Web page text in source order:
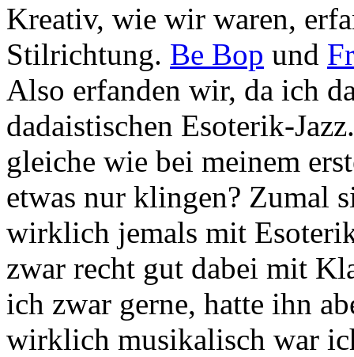
Kreativ, wie wir waren,
Stilrichtung. Be Bop und
Also erfanden wir, da ich
dadaistischen Esoterik-
gleiche wie bei meinem
etwas nur klingen? Zumal
wirklich jemals mit
zwar recht gut dabei mit
ich zwar gerne, hatte ihn
wirklich musikalisch war